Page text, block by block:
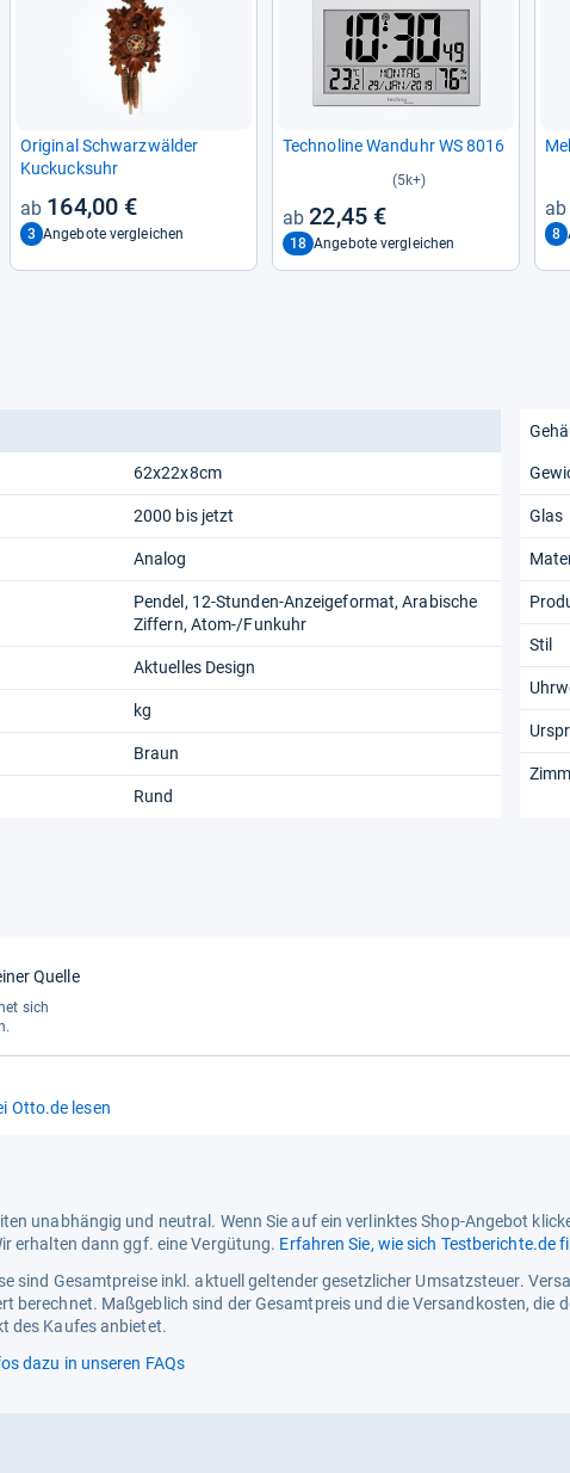
Ori­gi­nal Schwarz­wäl­der
Kuckucks­uhr
164,00 €
3 Angebote vergleichen
Tech­no­line Wand­uhr WS 8016
(5k+)
22,45 €
18 Angebote vergleichen
8
62x22x8cm
2000 bis jetzt
Analog
Pendel, 12-Stunden-Anzeigeformat, Arabische
Ziffern, Atom-/Funkuhr
Aktuelles Design
kg
Braun
Rund
Glas
Stil
Quelle
sich
Otto.de lesen
unabhängig und neutral. Wenn Sie auf ein verlinktes Shop-Angebot
erhalten dann ggf. eine Vergütung. Erfahren Sie, wie sich Testberichte.de
sind Gesamtpreise inkl. aktuell geltender gesetzlicher Umsatzsteuer.
berechnet. Maßgeblich sind der Gesamtpreis und die Versandkosten, die
des Kaufes anbietet.
dazu in unseren FAQs